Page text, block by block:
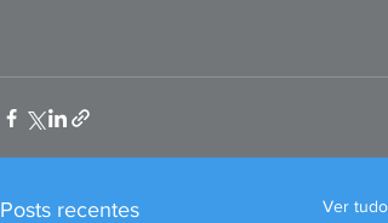
Posts recentes Ver tudo